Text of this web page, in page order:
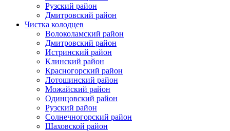
Рузский район
Дмитровский район
Чистка колодцев
Волоколамский район
Дмитровский район
Истринский район
Клинский район
Красногорский район
Лотошинский район
Можайский район
Одинцовский район
Рузский район
Солнечногорский район
Шаховской район